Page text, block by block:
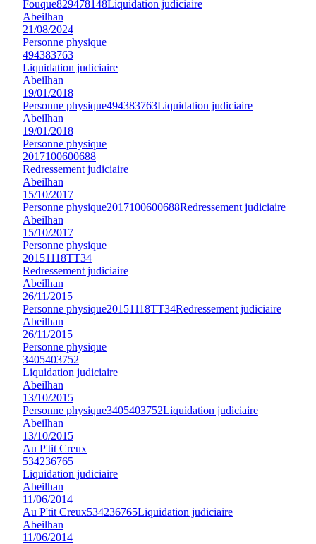
Fouque829478148Liquidation judiciaire
Abeilhan
21/08/2024
Personne physique
494383763
Liquidation judiciaire
Abeilhan
19/01/2018
Personne physique494383763Liquidation judiciaire
Abeilhan
19/01/2018
Personne physique
2017100600688
Redressement judiciaire
Abeilhan
15/10/2017
Personne physique2017100600688Redressement judiciaire
Abeilhan
15/10/2017
Personne physique
20151118TT34
Redressement judiciaire
Abeilhan
26/11/2015
Personne physique20151118TT34Redressement judiciaire
Abeilhan
26/11/2015
Personne physique
3405403752
Liquidation judiciaire
Abeilhan
13/10/2015
Personne physique3405403752Liquidation judiciaire
Abeilhan
13/10/2015
Au P'tit Creux
534236765
Liquidation judiciaire
Abeilhan
11/06/2014
Au P'tit Creux534236765Liquidation judiciaire
Abeilhan
11/06/2014